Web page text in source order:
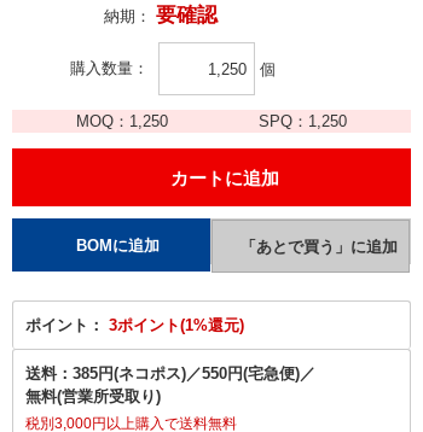
納期： 要確認
購入数量 個
MOQ： 1,250 SPQ： 1,250
ポイント： 3ポイント(1%還元)
送料： 385円(ネコポス)／550円(宅急便)／
無料(営業所受取り)
税別3,000円以上購入で送料無料